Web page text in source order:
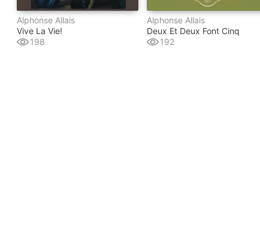
Alphonse Allais
Vive La Vie!
198
Alphonse Allais
Deux Et Deux Font Cinq
192